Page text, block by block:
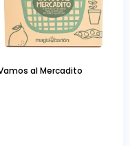
al Mercadito